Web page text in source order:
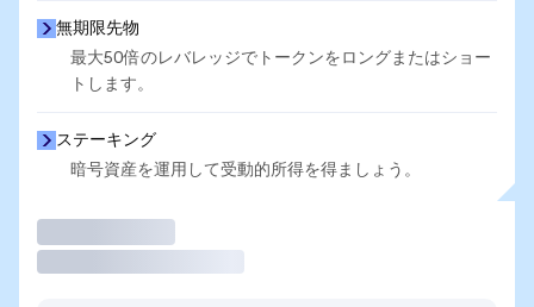
無期限先物
最大50倍のレバレッジでトークンをロングまたはショー
トします。
ステーキング
暗号資産を運用して受動的所得を得ましょう。